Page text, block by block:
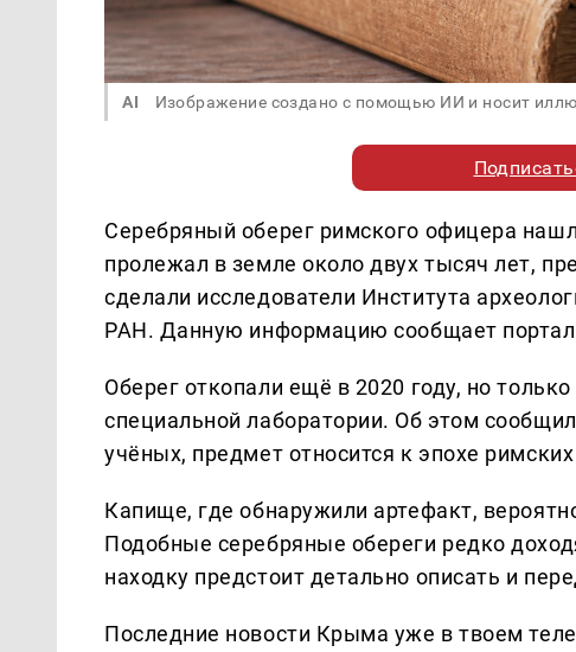
AI Изображение создано с помощью ИИ и носит
Серебряный оберег римского офицера
пролежал в земле около двух тысяч лет,
сделали исследователи Института
РАН. Данную информацию сообщает портал
Оберег откопали ещё в 2020 году, но
специальной лаборатории. Об этом
учёных, предмет относится к эпохе
Капище, где обнаружили артефакт,
Подобные серебряные обереги редко
находку предстоит детально описать и
Последние новости Крыма уже в твоем